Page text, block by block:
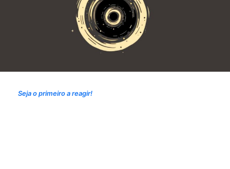
Seja o primeiro a reagir!